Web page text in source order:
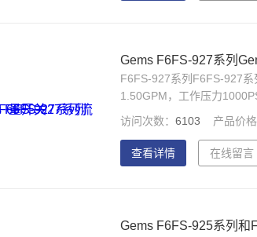
Gems F6FS-927系列
F6FS-927系列F6FS-927
1.50GPM，工作压力
选择。可用于水和油。主要
访问次数：6103 产品价格
查看详情 在线留言
Gems F6FS-925系列和